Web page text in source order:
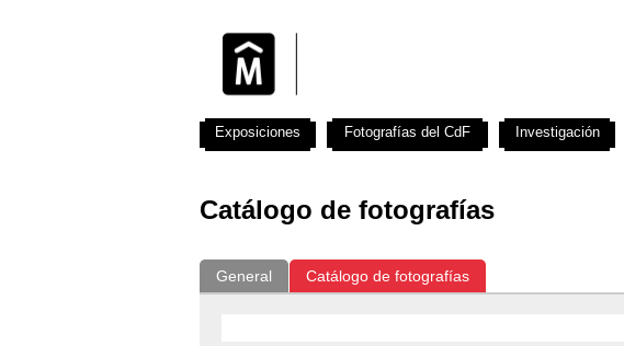
Catálogo de fotografías
General Catálogo de fotografías
Exposiciones Fotografías del CdF Investigación